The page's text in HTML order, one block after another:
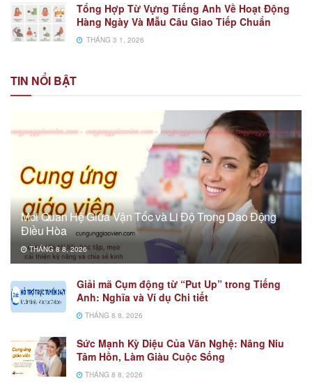
Tổng Hợp Từ Vựng Tiếng Anh Về Hoạt Động
Hàng Ngày Và Mẫu Câu Giao Tiếp Chuẩn
THÁNG 3 1, 2026
TIN NỔI BẬT
Mối Quan Hệ Giữa Vận Tốc và Li Độ Trong Dao Động
Điều Hòa
THÁNG 8 8, 2026
Giải mã Cụm động từ “Put Up” trong Tiếng
Anh: Nghĩa và Ví dụ Chi tiết
THÁNG 8 8, 2026
Sức Mạnh Kỳ Diệu Của Văn Nghệ: Nâng Niu
Tâm Hồn, Làm Giàu Cuộc Sống
THÁNG 8 8, 2026